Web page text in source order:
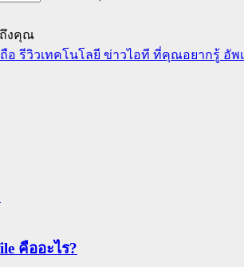
ถึงคุณ
อ รีวิวเทคโนโลยี ข่าวไอที ที่คุณอยากรู้ อัพ
คืออะไร?